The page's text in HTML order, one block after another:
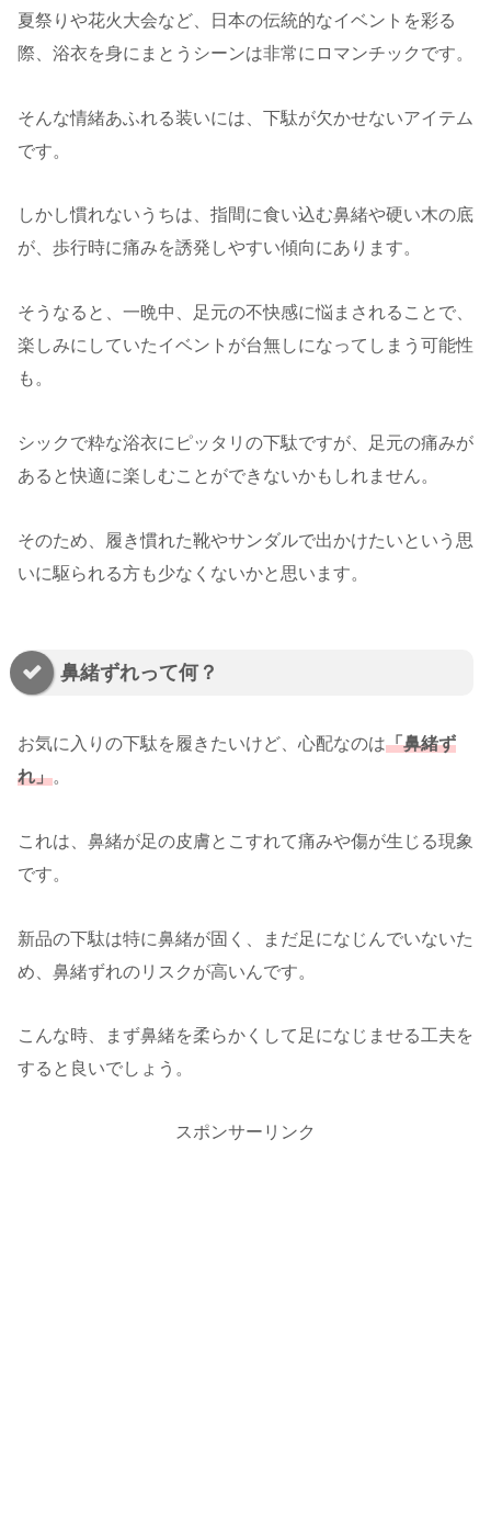
夏祭りや花火大会など、日本の伝統的なイベントを彩る
際、浴衣を身にまとうシーンは非常にロマンチックです。
そんな情緒あふれる装いには、下駄が欠かせないアイテム
です。
しかし慣れないうちは、指間に食い込む鼻緒や硬い木の底
が、歩行時に痛みを誘発しやすい傾向にあります。
そうなると、一晩中、足元の不快感に悩まされることで、
楽しみにしていたイベントが台無しになってしまう可能性
も。
シックで粋な浴衣にピッタリの下駄ですが、足元の痛みが
あると快適に楽しむことができないかもしれません。
そのため、履き慣れた靴やサンダルで出かけたいという思
いに駆られる方も少なくないかと思います。
鼻緒ずれって何？
お気に入りの下駄を履きたいけど、心配なのは「鼻緒ず
れ」。
これは、鼻緒が足の皮膚とこすれて痛みや傷が生じる現象
です。
新品の下駄は特に鼻緒が固く、まだ足になじんでいないた
め、鼻緒ずれのリスクが高いんです。
こんな時、まず鼻緒を柔らかくして足になじませる工夫を
すると良いでしょう。
スポンサーリンク